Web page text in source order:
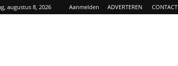
augustus 8, 2026 Aanmelden ADVERTEREN CONTACT